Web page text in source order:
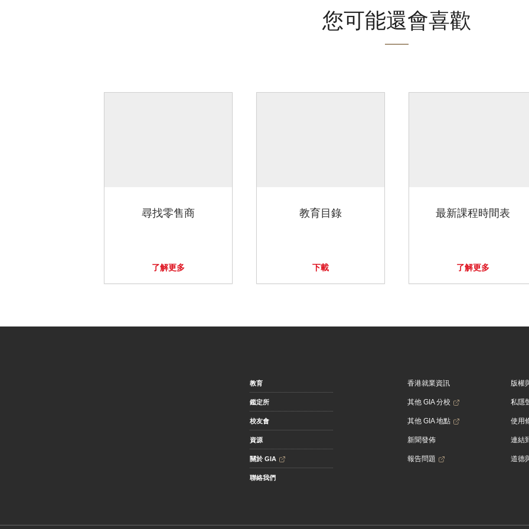
您可能還會喜歡
尋找零售商
了解更多
教育目錄
下載
最新課程時間表
了解更多
教育
鑑定所
校友會
資源
關於 GIA
聯絡我們
香港就業資訊
其他 GIA 分校
其他 GIA 地點
新聞發佈
報告問題
版權
私隱
使用
連結
道德